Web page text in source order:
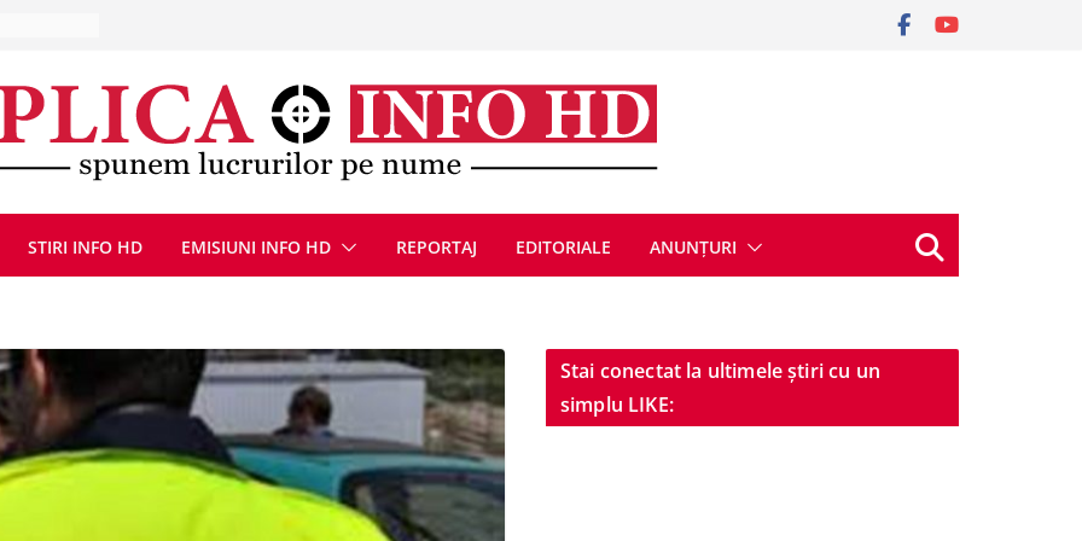
9 august
după
se
STIRI INFO HD EMISIUNI INFO HD REPORTAJ EDITORIALE ANUNȚURI
Stai conectat la ultimele știri cu un
simplu LIKE: